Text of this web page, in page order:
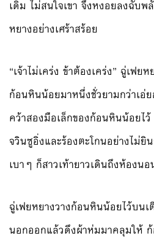
เดิม ไม่สนใจเขา จึงหงอยลงฉับ
หยางอย่างเศร้าสร้อย
“เจ้าไม่เคร่ง ข้าต้องเคร่ง” ฉู่เฟ
ก้อนหินน้อยมาหนึ่งชั่วยามกว่าเอ่
คว้าสองมือเล็กของก้อนหินน้อยไว้
จวินซูอิ่งและร้องตะโกนอย่างไม่
เบาๆ ก็สาวเท้ายาวเดินถึงห้องนอ
ฉู่เฟยหยางวางก้อนหินน้อยไว้บน
นอกออกแล้วดึงผ้าห่มมาคลุมให้